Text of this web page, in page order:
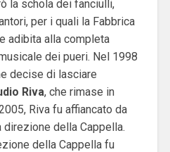
la schola dei fanciulli,
per i quali la Fabbrica
adibita alla completa
dei pueri. Nel 1998
decise di lasciare
Riva, che rimase in
Riva fu affiancato da
direzione della Cappella.
della Cappella fu